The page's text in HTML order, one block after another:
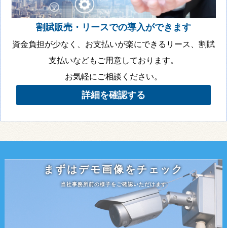
割賦販売・リースでの導入ができます
資金負担が少なく、お支払いが楽にできるリース、割賦
支払いなどもご用意しております。
お気軽にご相談ください。
詳細を確認する
まずはデモ画像をチェック
当社事務所前の様子をご確認いただけます